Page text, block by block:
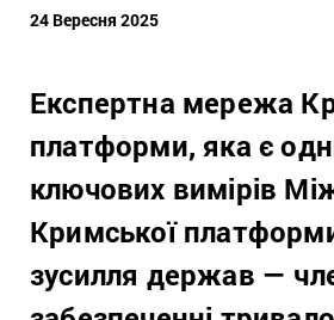
24 Вересня 2025
Експертна мережа
платформи, яка є
ключових вимірів
Кримської
зусилля держав —